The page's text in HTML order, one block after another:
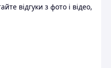
відгуки з фото і відео,